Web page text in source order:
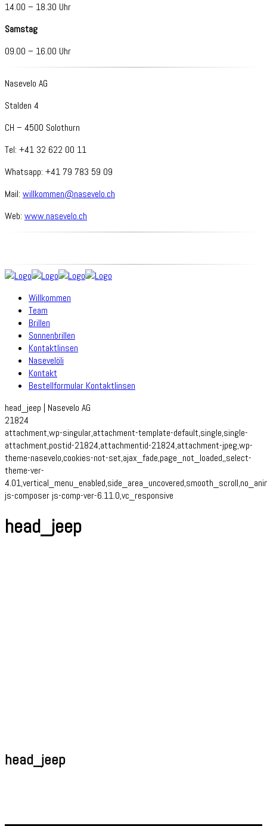
14.00 – 18.30 Uhr
Samstag
09.00 – 16.00 Uhr
Nasevelo AG
Stalden 4
CH – 4500 Solothurn
Tel: +41 32 622 00 11
Whatsapp: +41 79 783 59 09
Mail: willkommen@nasevelo.ch
Web: www.nasevelo.ch
Willkommen
Team
Brillen
Sonnenbrillen
Kontaktlinsen
Nasevelöli
Kontakt
Bestellformular Kontaktlinsen
head_jeep | Nasevelo AG
21824
attachment,wp-singular,attachment-template-default,single,single-
attachment,postid-21824,attachmentid-21824,attachment-jpeg,wp-
theme-nasevelo,cookies-not-set,ajax_fade,page_not_loaded,,select-
theme-ver-
js-composer js-comp-ver-6.11.0,vc_responsive
head_jeep
head_jeep